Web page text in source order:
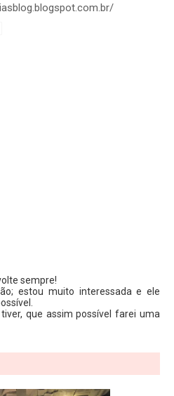
sempre!
estou muito interessada e ele
que assim possível farei uma